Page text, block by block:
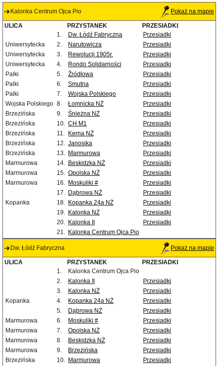
Kalonka Centrum Ojca Pio Pokaż na mapie
ULICA PRZYSTANEK
PRZESIADKI
1.
Dw. Łódź Fabryczna
Przesiadki
Uniwersytecka
2. Narutowicza
Przesiadki
Uniwersytecka
3. Rewolucji 1905r.
Przesiadki
Uniwersytecka
4. Rondo Solidarności
Przesiadki
Palki
5. Źródłowa
Przesiadki
Palki
6. Smutna
Przesiadki
Palki
7. Wojska Polskiego
Przesiadki
Wojska Polskiego 8. Łomnicka NŻ
Przesiadki
Brzezińska
9. Śnieżna NŻ
Przesiadki
Brzezińska
10. CH M1
Przesiadki
Brzezińska
11. Kerna NŻ
Przesiadki
Brzezińska
12. Janosika
Przesiadki
Brzezińska
13. Marmurowa
Przesiadki
Marmurowa
14. Beskidzka NŻ
Przesiadki
Marmurowa
15. Opolska NŻ
Przesiadki
Marmurowa
16. Moskuliki #
Przesiadki
17. Dąbrowa NŻ
Przesiadki
Kopanka
18. Kopanka 24a NŻ
Przesiadki
19. Kalonka NŻ
Przesiadki
20. Kalonka II
Przesiadki
21. Kalonka Centrum Ojca Pio
Dw. Łódź Fabryczna Pokaż na mapie
ULICA PRZYSTANEK
PRZESIADKI
1.
Kalonka Centrum Ojca Pio
2.
Kalonka II
Przesiadki
3.
Kalonka NŻ
Przesiadki
Kopanka
4. Kopanka 24a NŻ
Przesiadki
5.
Dąbrowa NŻ
Przesiadki
Marmurowa
6. Moskuliki #
Przesiadki
Marmurowa
7. Opolska NŻ
Przesiadki
Marmurowa
8. Beskidzka NŻ
Przesiadki
Marmurowa
9. Brzezińska
Przesiadki
Brzezińska
10. Marmurowa Przesiadki